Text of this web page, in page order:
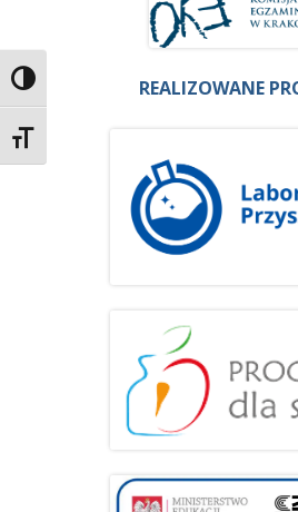
Przełącz wysoki kontrast
Zmień rozmiar czcionek
REALIZOWANE